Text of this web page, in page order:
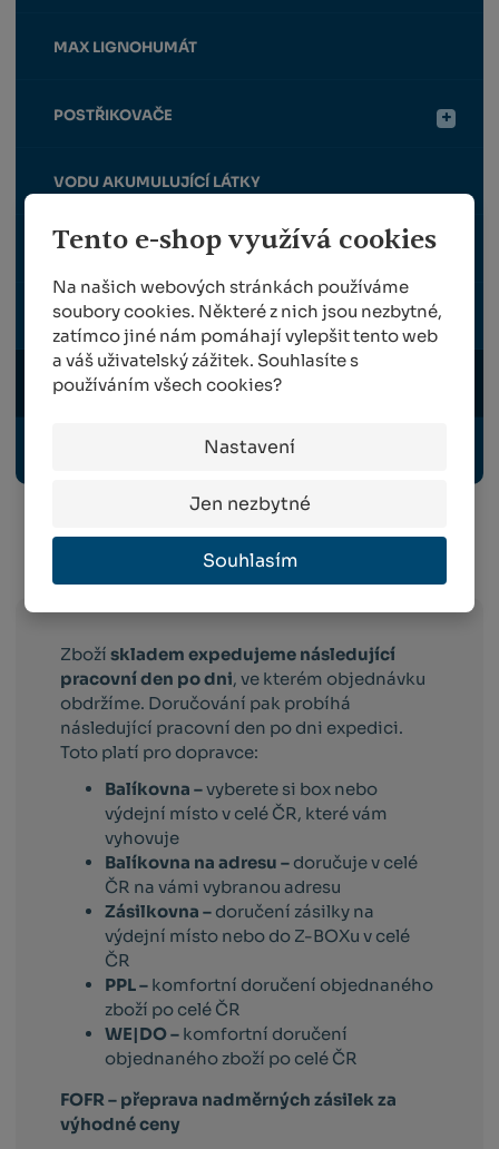
Tento e-shop využívá cookies
Na našich webových stránkách používáme
soubory cookies. Některé z nich jsou nezbytné,
zatímco jiné nám pomáhají vylepšit tento web
a váš uživatelský zážitek. Souhlasíte s
používáním všech cookies?
Nastavení
Jen nezbytné
Souhlasím
MAX LIGNOHUMÁT
POSTŘIKOVAČE
VODU AKUMULUJÍCÍ LÁTKY
DERATIZACE
PŘÍRODNÍ (ORGANICKÁ) HNOJIVA A POSTŘIKY
LÁTKY ZLEPŠUJÍCÍ KVALITU PŮDY
EKOLOGICKÉ ČIŠTĚNÍ VODY A ODPADŮ
Info o přepravě:
Zbožískladem expedujeme následující
pracovní den po dni, ve kterém objednávku
obdržíme. Doručování pak probíhá
následující pracovní den po dni expedici.
Toto platí pro dopravce:
Balíkovna –vyberete si box nebo
výdejní místo v celé ČR, které vám
vyhovuje
Balíkovna na adresu – doručuje v celé
ČR na vámi vybranou adresu
Zásilkovna – doručení zásilky na
výdejní místo nebo do Z-BOXu v celé
ČR
PPL – komfortní doručení objednaného
zboží po celé ČR
WE|DO – komfortní doručení
objednaného zboží po celé ČR
FOFR – přeprava nadměrných zásilek za
výhodné ceny